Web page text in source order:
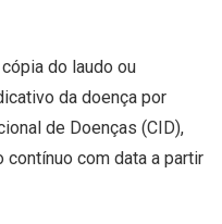
do laudo ou
da doença por
de Doenças (CID),
com data a partir